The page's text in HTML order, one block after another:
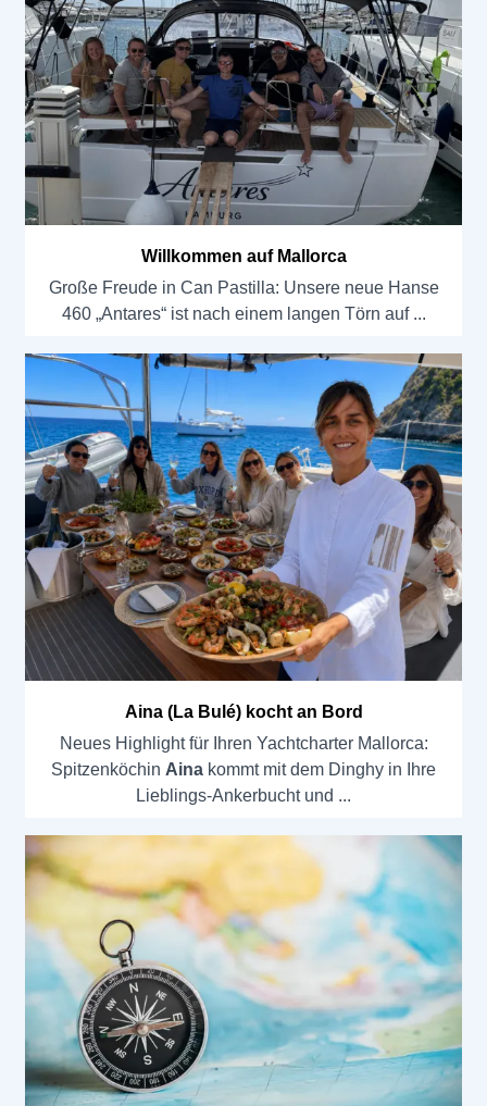
Willkommen auf Mallorca
Große Freude in Can Pastilla: Unsere neue Hanse
460 „Antares“ ist nach einem langen Törn auf
Aina (La Bulé) kocht an Bord
Neues Highlight für Ihren Yachtcharter Mallorca:
Spitzenköchin Aina kommt mit dem Dinghy in Ihre
Lieblings-Ankerbucht und